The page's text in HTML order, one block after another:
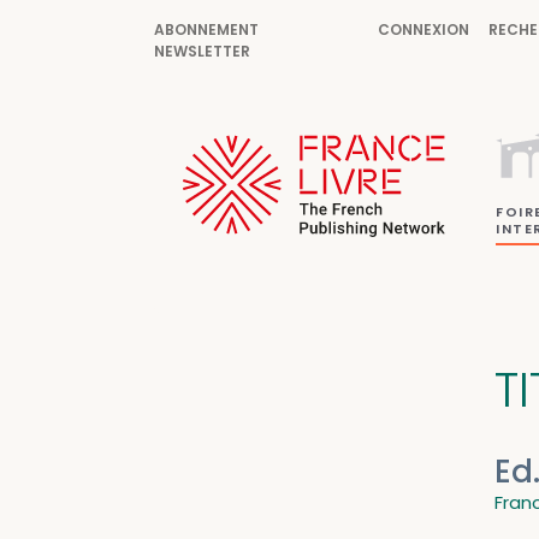
ABONNEMENT
NEWSLETTER
CONNEXION